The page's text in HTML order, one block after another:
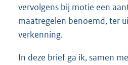
vervolgens bij motie een
maatregelen benoemd, ter
verkenning.
In deze brief ga ik, samen